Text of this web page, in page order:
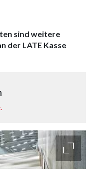
sind weitere
der LATE Kasse